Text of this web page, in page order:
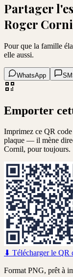
Partager
Roger
Pour que la famille
elle aussi.
WhatsApp
Emporter
Imprimez ce QR
plaque — il mène
Cornil, pour toujours.
⬇ Télécharger le QR
Format PNG, prêt à